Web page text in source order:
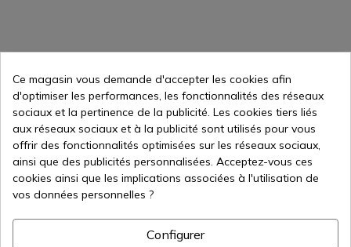
45,83 € Ajouter au panier
Vente en ligne depuis 1998
Méthodes de paiement
sécurisées
Expédition internationale
Ce magasin vous demande d'accepter les cookies afin
d'optimiser les performances, les fonctionnalités des réseaux
sociaux et la pertinence de la publicité. Les cookies tiers liés
aux réseaux sociaux et à la publicité sont utilisés pour vous
offrir des fonctionnalités optimisées sur les réseaux sociaux,
ainsi que des publicités personnalisées. Acceptez-vous ces
cookies ainsi que les implications associées à l'utilisation de
vos données personnelles ?
Configurer